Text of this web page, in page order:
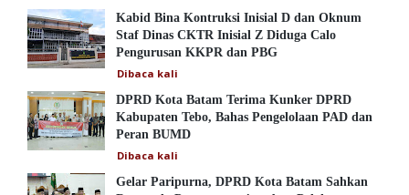
Kabid Bina Kontruksi Inisial D dan Oknum
Staf Dinas CKTR Inisial Z Diduga Calo
Pengurusan KKPR dan PBG
Dibaca kali
DPRD Kota Batam Terima Kunker DPRD
Kabupaten Tebo, Bahas Pengelolaan PAD dan
Peran BUMD
Dibaca kali
Gelar Paripurna, DPRD Kota Batam Sahkan